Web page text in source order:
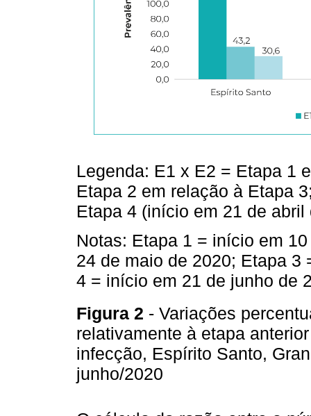
Legenda: E1 x E2 = Etapa 1
Etapa 2 em relação à Etapa
Etapa 4 (início em 21 de abril
Notas: Etapa 1 = início em
24 de maio de 2020; Etapa
4 = início em 21 de junho de
Figura 2 - Variações
relativamente à etapa
infecção, Espírito Santo,
junho/2020